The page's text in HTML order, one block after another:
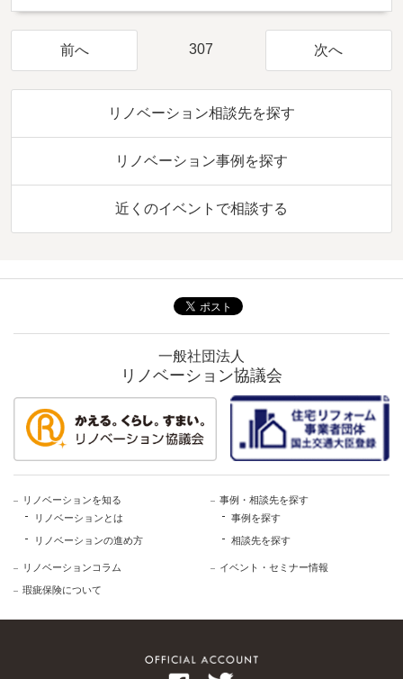
前へ 307 次へ
リノベーション相談先を探す
リノベーション事例を探す
近くのイベントで相談する
一般社団法人
リノベーション協議会
リノベーションを知る
リノベーションとは
リノベーションの進め方
リノベーションコラム
瑕疵保険について
事例・相談先を探す
事例を探す
相談先を探す
イベント・セミナー情報